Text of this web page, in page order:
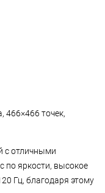
466×466 точек,
с отличными
по яркости, высокое
Гц, благодаря этому